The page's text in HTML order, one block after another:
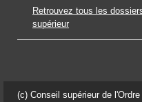
Retrouvez tous les
supérieur
(c) Conseil supérieur de